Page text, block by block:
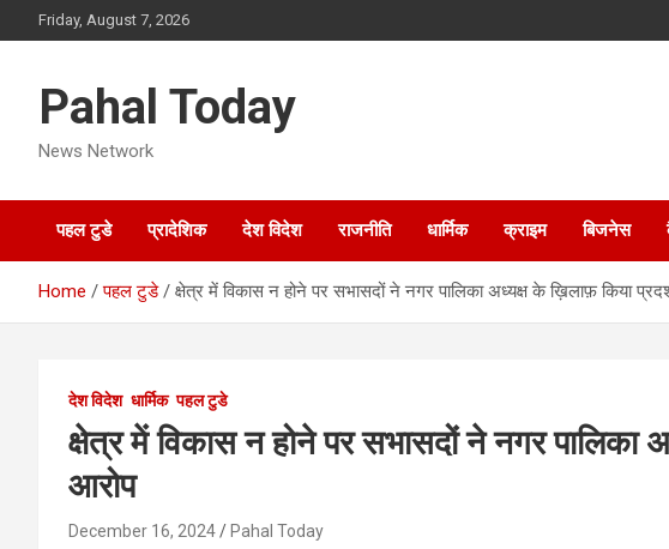
to
Friday, August 7, 2026
Pahal Today
News Network
पहल टुडे प्रादेशिक देश विदेश राजनीति धार्मिक क्राइम बिजनेस
Home पहल टुडे क्षेत्र में विकास न होने पर सभासदों ने नगर पालिका अध्यक्ष के ख़िलाफ़ किया
देश विदेश धार्मिक पहल टुडे
क्षेत्र में विकास न होने पर सभासदों ने नगर पालिका
आरोप
December 16, 2024 Pahal Today